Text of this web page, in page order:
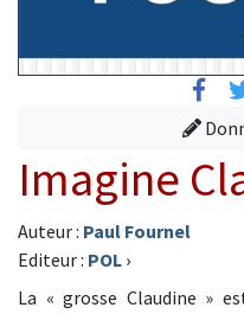
Imagine
Auteur : Paul Fournel
Editeur : POL ›
La « grosse Claudine »